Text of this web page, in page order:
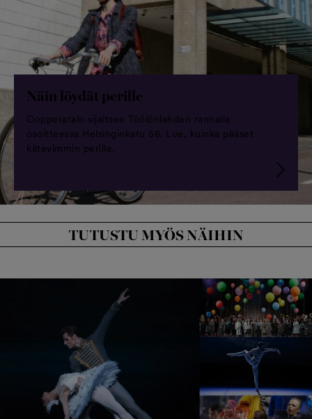
Näin löydät perille
Oopperatalo sijaitsee Töölönlahden rannalla
osoitteessa Helsinginkatu 58. Lue, kuinka pääset
kätevimmin perille.
TUTUSTU MYÖS NÄIHIN